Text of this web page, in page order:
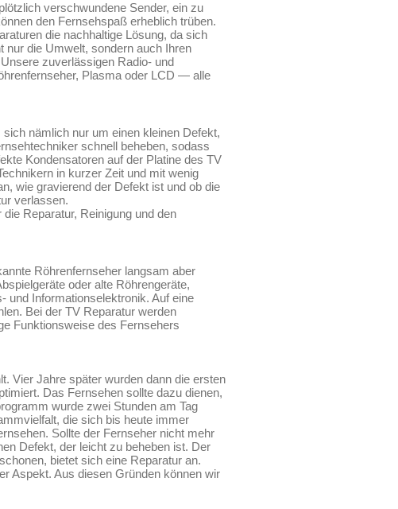
verschwundene Sender, ein zu
den Fernsehspaß erheblich trüben.
die nachhaltige Lösung, da sich
nur die Umwelt, sondern auch Ihren
zuverlässigen Radio- und
Plasma oder LCD — alle
nämlich nur um einen kleinen Defekt,
schnell beheben, sodass
Kondensatoren auf der Platine des TV
in kurzer Zeit und mit wenig
wie gravierend der Defekt ist und ob die
verlassen.
Reparatur, Reinigung und den
Röhrenfernseher langsam aber
oder alte Röhrengeräte,
und Informationselektronik. Auf eine
Bei der TV Reparatur werden
Funktionsweise des Fernsehers
Vier Jahre später wurden dann die ersten
Das Fernsehen sollte dazu dienen,
wurde zwei Stunden am Tag
die sich bis heute immer
Sollte der Fernseher nicht mehr
Defekt, der leicht zu beheben ist. Der
bietet sich eine Reparatur an.
Aspekt. Aus diesen Gründen können wir